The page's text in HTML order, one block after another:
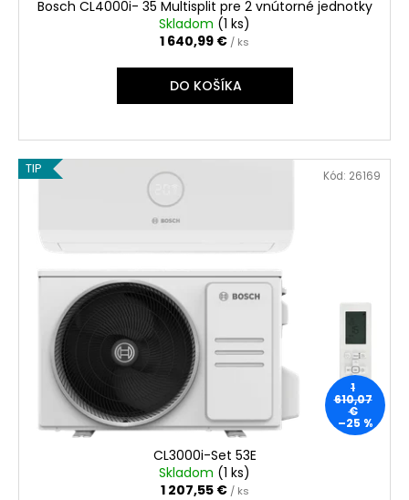
Bosch CL4000i- 35 Multisplit pre 2 vnútorné jednotky
Skladom (1 ks)
1 640,99 € / ks
DO KOŠÍKA
TIP
1
610,07
€
–25 %
CL3000i-Set 53E
Skladom (1 ks)
1 207,55 € / ks
Kód: 26169